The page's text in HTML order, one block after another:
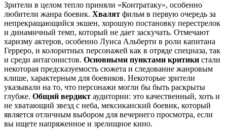
Зрители в целом тепло приняли «Контратаку», особенно
любители жанра боевик. Хвалят фильм в первую очередь за
непрекращающийся экшен, хорошую постановку перестрелок
и динамичный темп, который не дает заскучать. Отмечают
харизму актеров, особенно Луиса Альберти в роли капитана
Герреро, и колоритных персонажей как в отряде спецназа, так
и среди антагонистов. Основными пунктами критики стали
некоторая предсказуемость сюжета и следование жанровым
клише, характерным для боевиков. Некоторые зрители
указывали на то, что персонажи могли бы быть раскрыты
глубже. Общий вердикт аудитории: это качественный, хоть и
не хватающий звезд с неба, мексиканский боевик, который
является отличным выбором для вечернего просмотра, если
вы ищете напряженное и зрелищное кино.